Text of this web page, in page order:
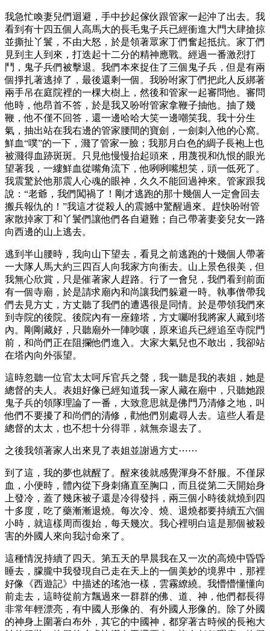
我急忙喚妻兒們迴避，手中抄起傢伙跟管家一起沖了出去。我
看到有十四五個人高馬大的長毛鬼子兵已經衝進大門大肆搶掠
並撕扯丫鬟，不由大怒，於是領著眾家丁們奮起抵抗。家丁們
見到主人到來，打迭起十二分的精神應戰。經過一番激烈打
鬥，鬼子兵們被擊退。我們本來捉住了三個鬼子兵，但是有兩
個掙扎著逃掉了，最後還剩一個。我吩咐家丁們把此人反綁著
兩手吊在庭院裡的一棵大樹上，然後和管家一起審問他。審問
他時，他昂首不答，於是我又吩咐管家拿鞭子抽他。抽了幾
鞭，他不僅不回答，還一邊哈哈大笑一邊嘲笑我。我十分生
氣，抽出站在我右邊的管家腰間的寶劍，一劍刺入他的心窩。
鮮血“噗”的一下，濺了管家一臉；我那月白色的綢子長袍上也
被濺得血跡斑斑。只見他慢慢抬起頭來，用蔑視和仇恨的眼光
望著我，一縷鮮血從嘴角流下，他咧咧嘴想笑，頭一低死了。
我震驚於他那震人心魂的眼神，久久不能回過神來。管家跟我
說：“老爺，我們闖禍了！剛才逃跑的那十幾個人一定會回去
搬兵報仇的！”我這才從殺人的震撼中驚醒過來。趕快吩咐管
家散掉家丁和丫鬟們讓他們各自避難；自己帶著妻妾兒女一路
向西邊的山上逃去。
逃到半山腰時，我向山下望去，看見之前逃跑的十幾個人帶著
一大隊人馬大約三四百人向我家方向衝去。山上景色很美，但
我無心欣賞，只是催著家人趕路。行了一會兒，我們看到前面
有一個寺廟，於是請求廟內和尚讓我們躲避一時。執事僧帶我
們去見方丈，方丈聽了我們的遭遇很是同情。於是帶領我們來
到寺院的後院。後院內有一座鐘塔，方丈囑咐我將家人藏到塔
內。剛剛藏好，只聽廟外一陣吵嚷，原來追兵已經追至寺院門
前，和尚們正在阻攔他們進入。大家大氣兒也不敢出，我卻站
在塔內向外張望。
這時忽聽一位官太太呵斥官兵之聲，我一聽是我的表姐，她是
總督的夫人。表姐好像已經知道我一家人藏在廟中，只聽她跟
鬼子兵的領隊理論了一番，大致意思就是佛門乃清修之地，叫
他們不要擾了和尚們的清修，勸他們別處尋人去。這些人看是
總督的太太，也不想十分得罪，就無奈退去了。
之後我領著家人出來見了表姐並謝過方丈⋯⋯
到了這，我的夢也就醒了。醒來後就感覺渾身不舒服。不僅尿
血，小便時，體內從下身刺痛直至胸口，而且從第二天開始身
上發冷，蓋了幾床被子還是冷得發抖，兩三個小時後就燒到四
十多度，吃了藥漸漸退燒。每次冷、燒、退燒都要持續五六個
小時，就這樣周而復始，每天幾次。我心裡明白這是那個被殺
害的外國人來向我討命來了。
這種情況持續了四天。第五天的早晨我在又一次的高燒中昏昏
睡去，朦朧中我發現自己走在天上的一個美妙的境界中，那裡
好像《西遊記》中描述的瑤池一樣，雲霧繚繞。我懵懵懂懂向
前走去，這時從前方飄過來一群群的佛、道、神，他們都長得
非常年輕漂亮，有中國人形像的、有外國人形像的。除了外國
的神身上圍著白布外，其它的中國神，都穿著古時候的長袍大